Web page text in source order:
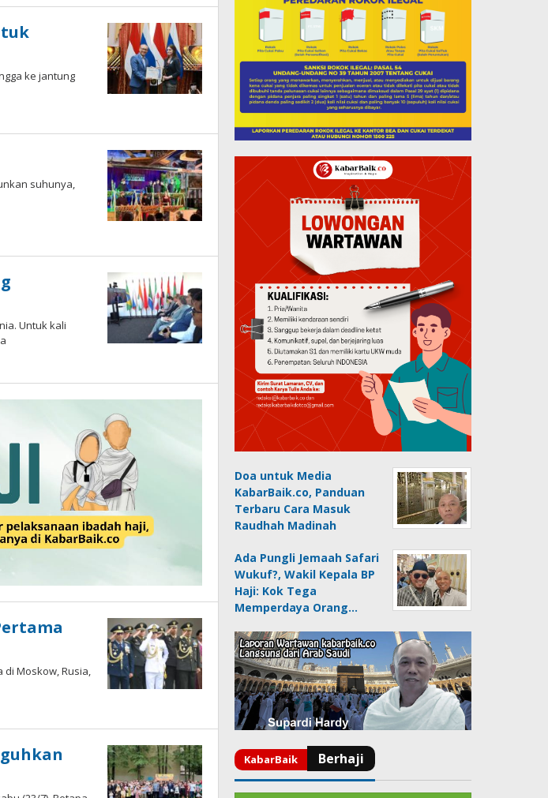
ke jantung
suhunya,
Untuk kali
di Moskow, Rusia,
Doa untuk Media
KabarBaik.co, Panduan
Terbaru Cara Masuk
Raudhah Madinah
Ada Pungli Jemaah Safari
Wukuf?, Wakil Kepala BP
Haji: Kok Tega
Memperdaya Orang…